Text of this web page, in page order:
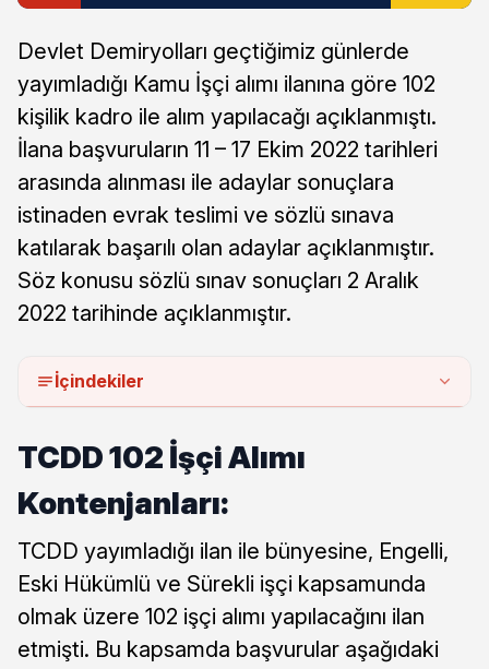
Devlet Demiryolları geçtiğimiz günlerde
yayımladığı Kamu İşçi alımı ilanına göre 102
kişilik kadro ile alım yapılacağı açıklanmıştı.
İlana başvuruların 11 – 17 Ekim 2022 tarihleri
arasında alınması ile adaylar sonuçlara
istinaden evrak teslimi ve sözlü sınava
katılarak başarılı olan adaylar açıklanmıştır.
Söz konusu sözlü sınav sonuçları 2 Aralık
2022 tarihinde açıklanmıştır.
İçindekiler
TCDD 102 İşçi Alımı
Kontenjanları:
TCDD yayımladığı ilan ile bünyesine, Engelli,
Eski Hükümlü ve Sürekli işçi kapsamunda
olmak üzere 102 işçi alımı yapılacağını ilan
etmişti. Bu kapsamda başvurular aşağıdaki